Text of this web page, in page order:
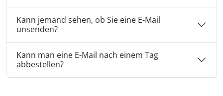
Kann jemand sehen, ob Sie eine E-Mail
unsenden?
Kann man eine E-Mail nach einem Tag
abbestellen?